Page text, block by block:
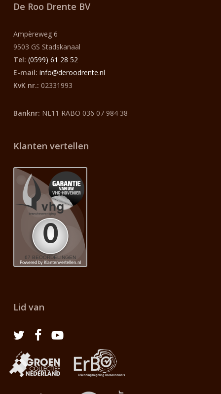
De Roo Drente BV
Ampèreweg 6
9503 GS Stadskanaal
Tel: (0599) 61 28 52
E-mail: info@deroodrente.nl
KvK nr.: 02331993
Banknr: NL11 RABO 036 07 984 38
Klanten vertellen
Lid van